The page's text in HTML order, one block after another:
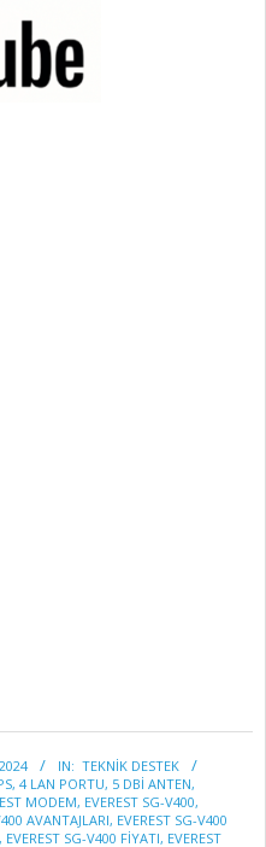
IN: TEKNİK DESTEK
, 4 LAN PORTU, 5 DBI ANTEN,
MODEM, EVEREST SG-V400,
AVANTAJLARI, EVEREST SG-V400
, EVEREST SG-V400 FIYATI, EVEREST